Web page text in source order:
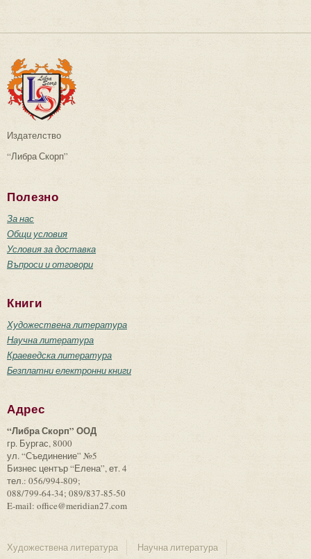
Издателство
“Либра Скорп”
Полезно
За нас
Общи условия
Условия за доставка
Въпроси и отговори
Книги
Художествена литература
Научна литература
Краеведска литература
Безплатни електронни книги
Адрес
“Либра Скорп” ООД
гр. Бургас, 8000
ул. “Съединение” №5
Бизнес център “Елена”, ет. 4
тел.: 056/994-809;
088/799-64-34; 089/837-85-50
E-mail: office@meridian27.com
Художествена литература Научна литература